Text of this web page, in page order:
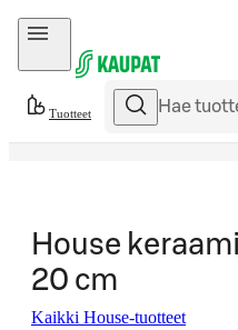
Hyppää sisältöön
Tuotteet
House
20 cm
Kaikki House-tuotteet